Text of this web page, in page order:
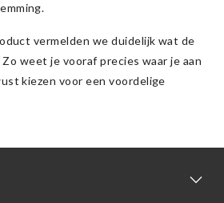
vermelden we duidelijk wat de
weet je vooraf precies waar je aan
kiezen voor een voordelige